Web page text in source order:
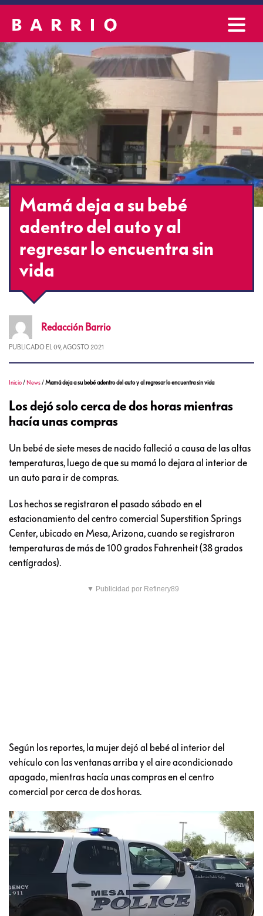
Mamá deja a su bebé
adentro del auto y al
regresar lo encuentra sin
vida
Redacción Barrio
PUBLICADO EL 09, AGOSTO 2021
Inicio / News /Mamá deja a su bebé adentro del auto y al regresar lo encuentra sin vida
Los dejó solo cerca de dos horas mientras
hacía unas compras
Un bebé de siete meses de nacido falleció a causa de las altas
temperaturas, luego de que su mamá lo dejara al interior de
un auto para ir de compras.
Los hechos se registraron el pasado sábado en el
estacionamiento del centro comercial Superstition Springs
Center, ubicado en Mesa, Arizona, cuando se registraron
temperaturas de más de 100 grados Fahrenheit (38 grados
centígrados).
▼ Publicidad por Refinery89
Según los reportes, la mujer dejó al bebé al interior del
vehículo con las ventanas arriba y el aire acondicionado
apagado, mientras hacía unas compras en el centro
comercial por cerca de dos horas.